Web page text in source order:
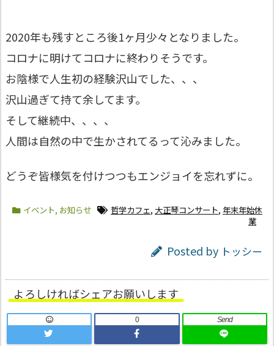
2020年も残すところ後1ヶ月少々となりました。
コロナに明けてコロナに終わりそうです。
お陰様で人生初の経験沢山でした、、、
沢山過ぎて持て余してます。
そして継続中、、、、
人間は自然の中で生かされてるって沁みました。
どうぞ皆様気を付けつつもエンジョイを忘れずに。
イベント, お知らせ 哲学カフェ, 大正琴コンサート, 年末年始休
業
Posted by トッシー
よろしければシェアお願いします
0 Send